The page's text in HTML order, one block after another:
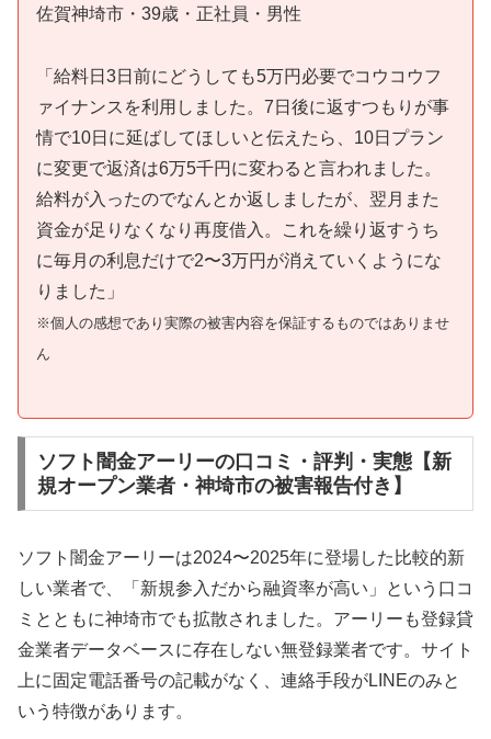
佐賀神埼市・39歳・正社員・男性
「給料日3日前にどうしても5万円必要でコウコウフ
ァイナンスを利用しました。7日後に返すつもりが事
情で10日に延ばしてほしいと伝えたら、10日プラン
に変更で返済は6万5千円に変わると言われました。
給料が入ったのでなんとか返しましたが、翌月また
資金が足りなくなり再度借入。これを繰り返すうち
に毎月の利息だけで2〜3万円が消えていくようにな
りました」
※個人の感想であり実際の被害内容を保証するものではありませ
ん
ソフト闇金アーリーの口コミ・評判・実態【新
規オープン業者・神埼市の被害報告付き】
ソフト闇金アーリーは2024〜2025年に登場した比較的新
しい業者で、「新規参入だから融資率が高い」という口コ
ミとともに神埼市でも拡散されました。アーリーも登録貸
金業者データベースに存在しない無登録業者です。サイト
上に固定電話番号の記載がなく、連絡手段がLINEのみと
いう特徴があります。